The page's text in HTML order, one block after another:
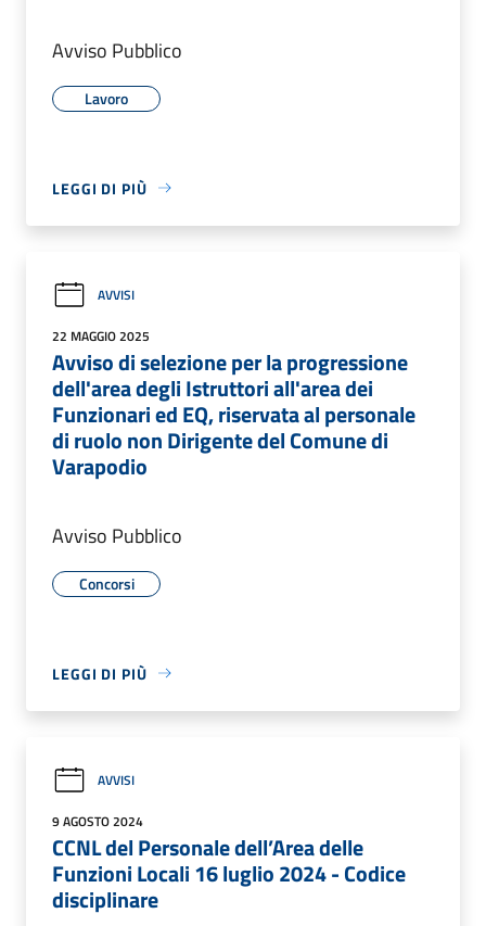
Avviso Pubblico
Lavoro
LEGGI DI PIÙ
AVVISI
22 MAGGIO 2025
Avviso di selezione per la progressione
dell'area degli Istruttori all'area dei
Funzionari ed EQ, riservata al personale
di ruolo non Dirigente del Comune di
Varapodio
Avviso Pubblico
Concorsi
LEGGI DI PIÙ
AVVISI
9 AGOSTO 2024
CCNL del Personale dell’Area delle
Funzioni Locali 16 luglio 2024 - Codice
disciplinare